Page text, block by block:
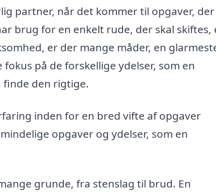
partner, når det kommer til opgaver, der
brug for en enkelt rude, der skal skiftes,
er der mange måder, en
på de forskellige ydelser, som en
den rigtige.
inden for en bred vifte af opgaver
opgaver og ydelser, som en
grunde, fra stenslag til brud. En